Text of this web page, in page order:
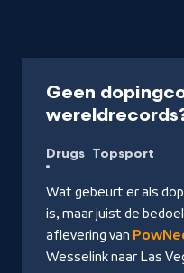
Geen
Drugs Topsport
Wat gebeurt er als
is, maar juist de
aflevering van
Wesselink naar Las